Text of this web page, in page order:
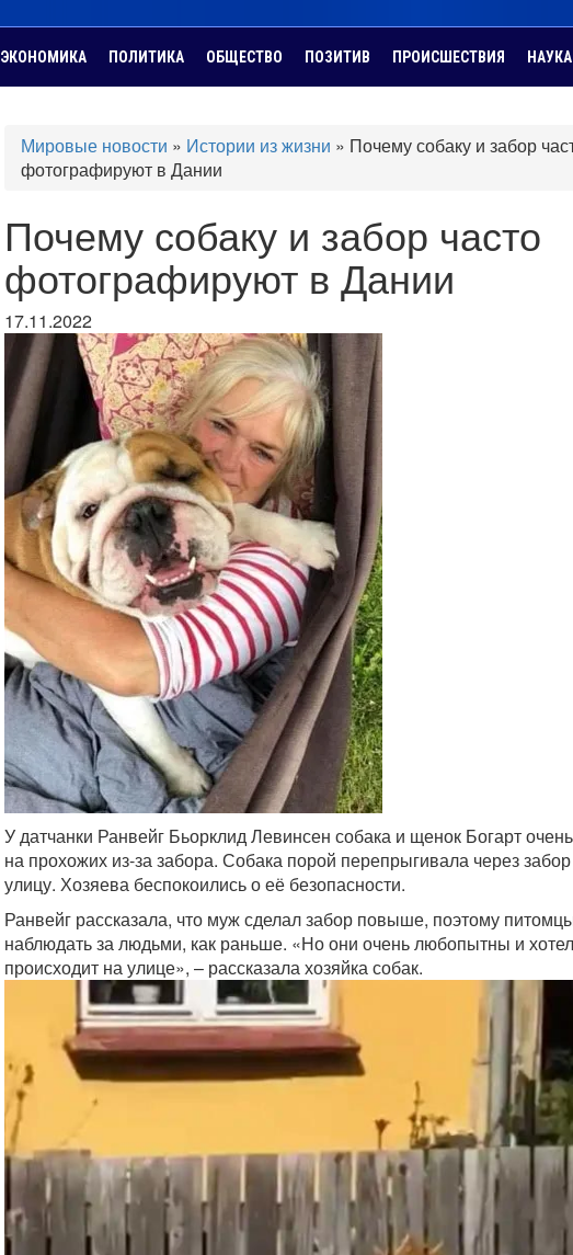
ЭКОНОМИКА ПОЛИТИКА ОБЩЕСТВО ПОЗИТИВ ПРОИСШЕСТВИЯ НАУКА
Мировые новости » Истории из жизни » Почему собаку и забор
фотографируют в Дании
Почему собаку и забор часто
фотографируют в Дании
17.11.2022
У датчанки Ранвейг Бьорклид Левинсен собака и щенок Богарт
на прохожих из-за забора. Собака порой перепрыгивала через
улицу. Хозяева беспокоились о её безопасности.
Ранвейг рассказала, что муж сделал забор повыше, поэтому
наблюдать за людьми, как раньше. «Но они очень любопытны и
происходит на улице», – рассказала хозяйка собак.